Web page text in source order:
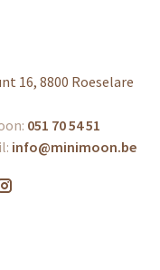
16, 8800 Roeselare
051 70 54 51
info@minimoon.be